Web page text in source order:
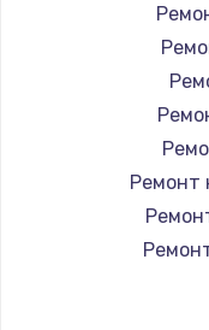
Ремонт